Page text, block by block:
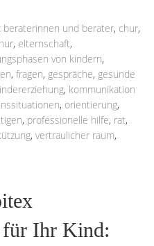
beraterinnen und berater, chur,
, elternschaft,
von kindern,
, fragen, gespräche, gesunde
, kommunikation
, orientierung,
, professionelle hilfe, rat,
, vertraulicher raum,
für Ihr Kind: